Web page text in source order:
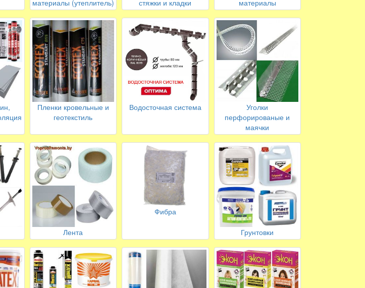
материалы (утеплитель)
стяжки и кладки
материалы
Пленки кровельные и
геотекстиль
Водосточная система
Уголки
перфорированые и
маячки
Лента
Фибра
Грунтовки